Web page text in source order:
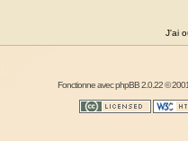
J'ai
Fonctionne avecphpBB2.0.22 ©